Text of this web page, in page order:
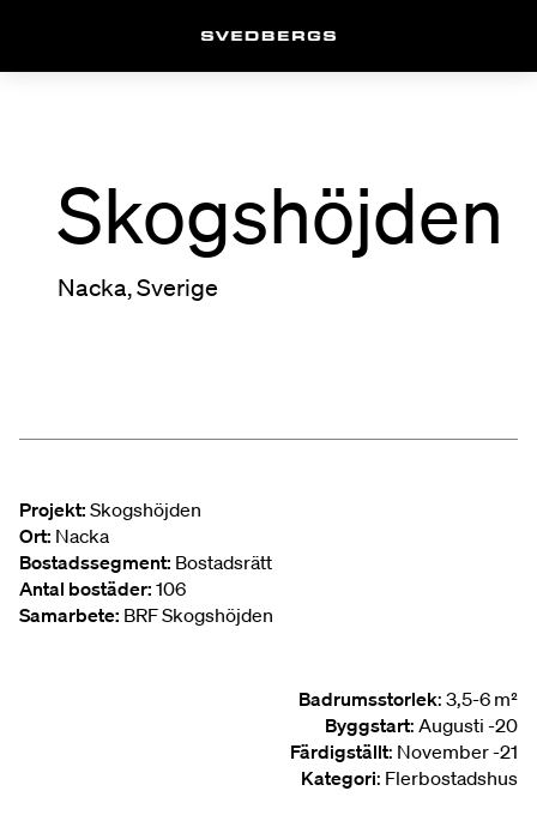
Skogshöjden
Nacka, Sverige
Projekt: Skogshöjden
Ort: Nacka
Bostadssegment: Bostadsrätt
Antal bostäder: 106
Samarbete: BRF Skogshöjden
Badrumsstorlek: 3,5-6 m²
Byggstart: Augusti -20
Färdigställt: November -21
Kategori: Flerbostadshus